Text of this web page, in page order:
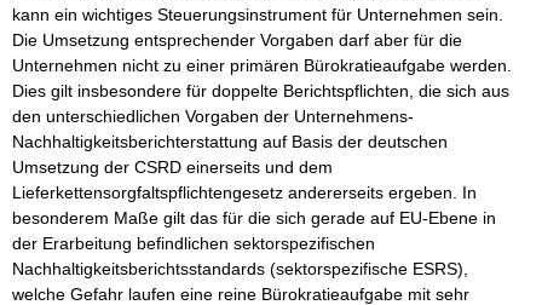
kann ein wichtiges Steuerungsinstrument für Unternehmen sein.
Die Umsetzung entsprechender Vorgaben darf aber für die
Unternehmen nicht zu einer primären Bürokratieaufgabe werden.
Dies gilt insbesondere für doppelte Berichtspflichten, die sich aus
den unterschiedlichen Vorgaben der Unternehmens-
Nachhaltigkeitsberichterstattung auf Basis der deutschen
Umsetzung der CSRD einerseits und dem
Lieferkettensorgfaltspflichtengesetz andererseits ergeben. In
besonderem Maße gilt das für die sich gerade auf EU-Ebene in
der Erarbeitung befindlichen sektorspezifischen
Nachhaltigkeitsberichtsstandards (sektorspezifische ESRS),
welche Gefahr laufen eine reine Bürokratieaufgabe mit sehr